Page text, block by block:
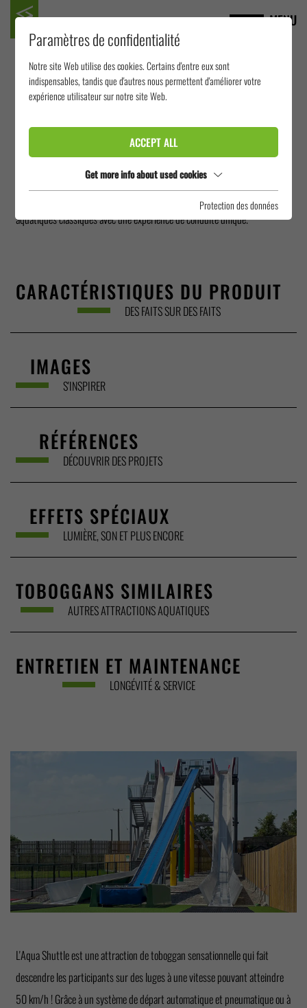
MENU
AQUA SHUTTLE
L'Aqua Shuttle est une combinaison dynamique de plaisir de glisse et de
vitesse. L'aventure commence par un départ puissant qui conduit les
passagers dans l'eau fraîche le long d'un long toboggan. Ce toboggan en
aquatiques classiques avec une expérience de conduite unique.
CARACTÉRISTIQUES DU PRODUIT
DES FAITS SUR DES FAITS
IMAGES
S'INSPIRER
RÉFÉRENCES
DÉCOUVRIR DES PROJETS
EFFETS SPÉCIAUX
LUMIÈRE, SON ET PLUS ENCORE
TOBOGGANS SIMILAIRES
AUTRES ATTRACTIONS AQUATIQUES
ENTRETIEN ET MAINTENANCE
LONGÉVITÉ & SERVICE
L'Aqua Shuttle est une attraction de toboggan sensationnelle qui fait
descendre les participants sur des luges à une vitesse pouvant atteindre
50 km/h ! Grâce à un système de départ automatique et pneumatique ou à
Paramètres de confidentialité
Notre site Web utilise des cookies. Certains d'entre eux sont
indispensables, tandis que d'autres nous permettent d'améliorer votre
expérience utilisateur sur notre site Web.
ACCEPT ALL
Get more info about used cookies
Protection des données